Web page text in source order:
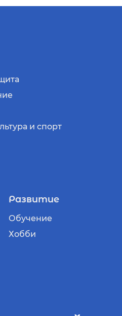
и спорт
Развитие
Обучение
Хобби